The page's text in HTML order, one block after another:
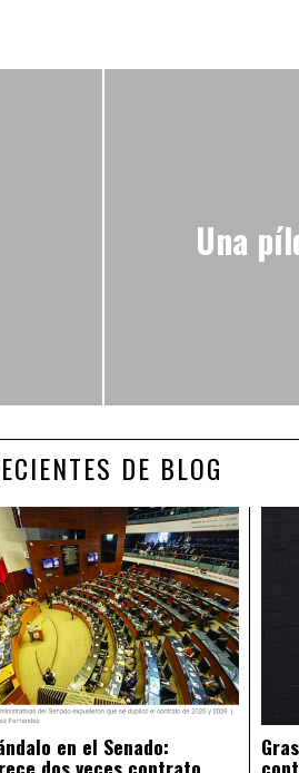
Una
DE BLOG
en el Senado:
dos veces contrato